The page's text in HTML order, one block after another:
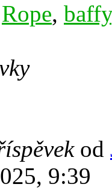
Rope, baffy
od
9:39